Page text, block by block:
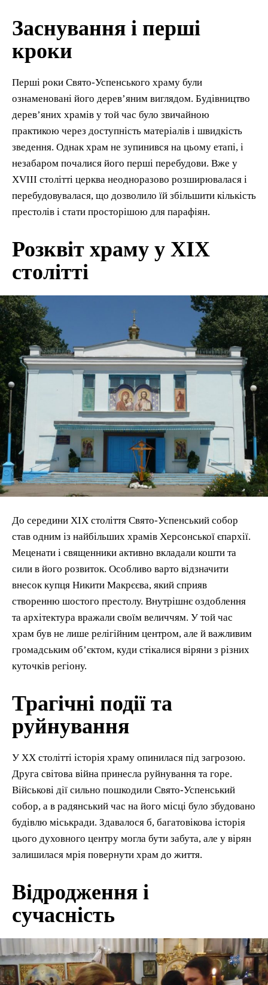
Заснування і перші
кроки
Перші роки Свято-Успенського храму були
ознаменовані його дерев’яним виглядом. Будівництво
дерев’яних храмів у той час було звичайною
практикою через доступність матеріалів і швидкість
зведення. Однак храм не зупинився на цьому етапі, і
незабаром почалися його перші перебудови. Вже у
XVIII столітті церква неодноразово розширювалася і
перебудовувалася, що дозволило їй збільшити кількість
престолів і стати просторішою для парафіян.
Розквіт храму у XIX
столітті
До середини XIX століття Свято-Успенський собор
став одним із найбільших храмів Херсонської єпархії.
Меценати і священники активно вкладали кошти та
сили в його розвиток. Особливо варто відзначити
внесок купця Никити Макрєєва, який сприяв
створенню шостого престолу. Внутрішнє оздоблення
та архітектура вражали своїм величчям. У той час
храм був не лише релігійним центром, але й важливим
громадським об’єктом, куди стікалися віряни з різних
куточків регіону.
Трагічні події та
руйнування
У XX столітті історія храму опинилася під загрозою.
Друга світова війна принесла руйнування та горе.
Військові дії сильно пошкодили Свято-Успенський
собор, а в радянський час на його місці було збудовано
будівлю міськради. Здавалося б, багатовікова історія
цього духовного центру могла бути забута, але у вірян
залишилася мрія повернути храм до життя.
Відродження і
сучасність